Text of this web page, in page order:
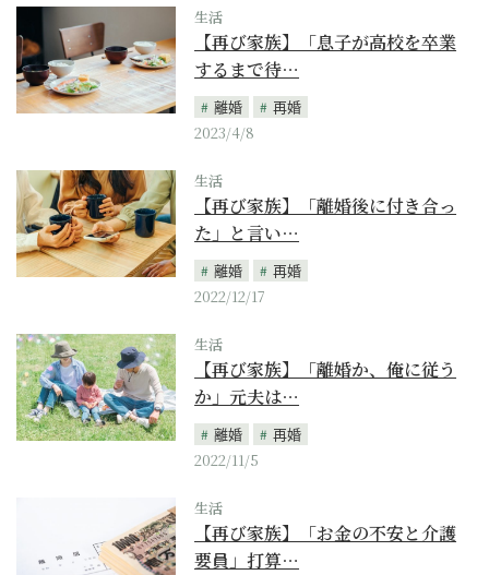
生活
【再び家族】「息子が高校を卒業
するまで待…
離婚
再婚
2023/4/8
生活
【再び家族】「離婚後に付き合っ
た」と言い…
離婚
再婚
2022/12/17
生活
【再び家族】「離婚か、俺に従う
か」元夫は…
離婚
再婚
2022/11/5
生活
【再び家族】「お金の不安と介護
要員」打算…